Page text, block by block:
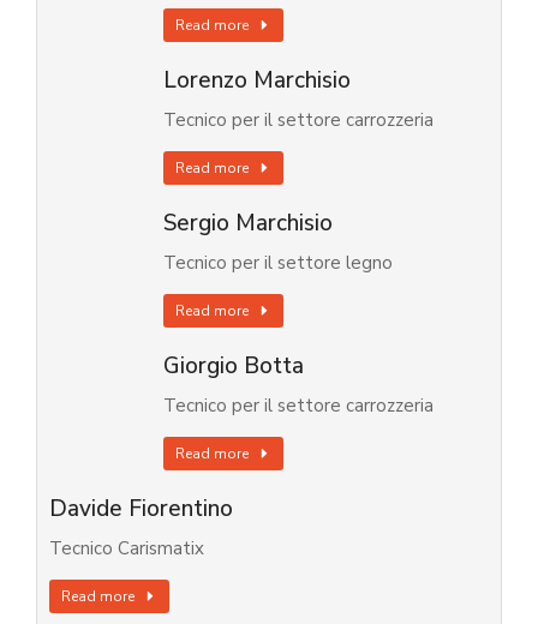
Read more
Lorenzo Marchisio
Tecnico per il settore carrozzeria
Read more
Sergio Marchisio
Tecnico per il settore legno
Read more
Giorgio Botta
Tecnico per il settore carrozzeria
Read more
Davide Fiorentino
Tecnico Carismatix
Read more